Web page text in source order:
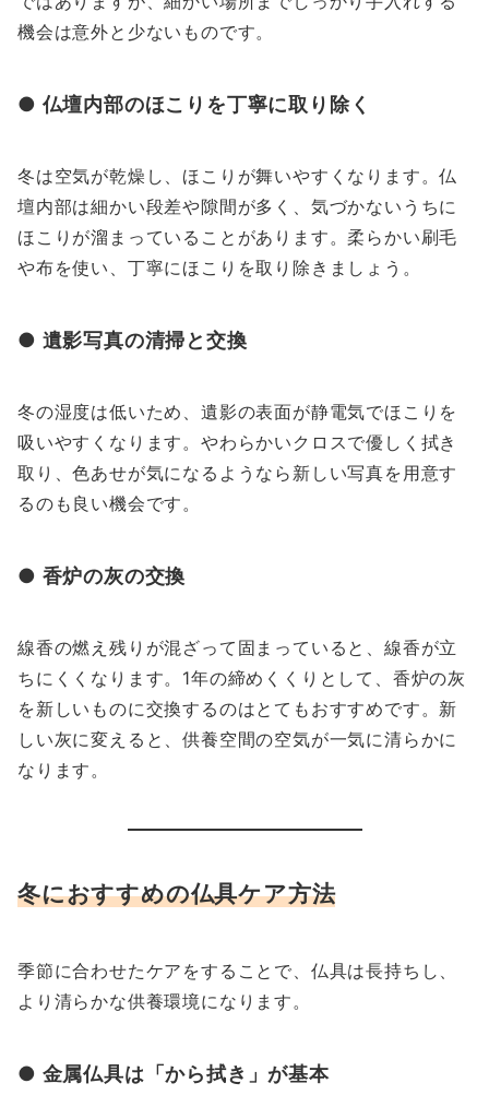
機会は意外と少ないものです。
● 仏壇内部のほこりを丁寧に取り除く
冬は空気が乾燥し、ほこりが舞いやすくなります。仏
壇内部は細かい段差や隙間が多く、気づかないうちに
ほこりが溜まっていることがあります。柔らかい刷毛
や布を使い、丁寧にほこりを取り除きましょう。
● 遺影写真の清掃と交換
冬の湿度は低いため、遺影の表面が静電気でほこりを
吸いやすくなります。やわらかいクロスで優しく拭き
取り、色あせが気になるようなら新しい写真を用意す
るのも良い機会です。
● 香炉の灰の交換
線香の燃え残りが混ざって固まっていると、線香が立
ちにくくなります。1年の締めくくりとして、香炉の灰
を新しいものに交換するのはとてもおすすめです。新
しい灰に変えると、供養空間の空気が一気に清らかに
なります。
冬におすすめの仏具ケア方法
季節に合わせたケアをすることで、仏具は長持ちし、
より清らかな供養環境になります。
● 金属仏具は「から拭き」が基本